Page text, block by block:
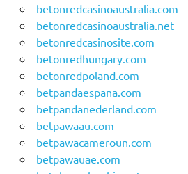
betonredcasinoaustralia.com
betonredcasinoaustralia.net
betonredcasinosite.com
betonredhungary.com
betonredpoland.com
betpandaespana.com
betpandanederland.com
betpawaau.com
betpawacameroun.com
betpawauae.com